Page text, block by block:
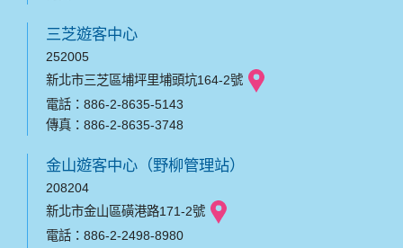
三芝遊客中心
252005
新北市三芝區埔坪里埔頭坑164-2號
電話：886-2-8635-5143
傳真：886-2-8635-3748
金山遊客中心（野柳管理站）
208204
新北市金山區磺港路171-2號
電話：886-2-2498-8980